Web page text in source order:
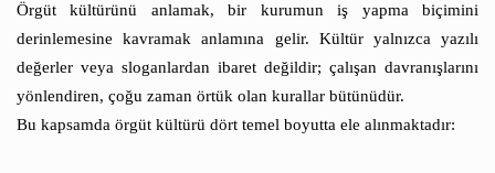
Örgüt kültürünü anlamak, bir kurumun iş yapma biçimini
derinlemesine kavramak anlamına gelir. Kültür yalnızca yazılı
değerler veya sloganlardan ibaret değildir; çalışan davranışlarını
yönlendiren, çoğu zaman örtük olan kurallar bütünüdür.
Bu kapsamda örgüt kültürü dört temel boyutta ele alınmaktadır: